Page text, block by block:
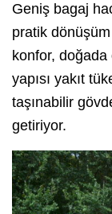
Geniş bagaj
pratik
konfor,
yapısı yakıt
taşınabilir
getiriyor.